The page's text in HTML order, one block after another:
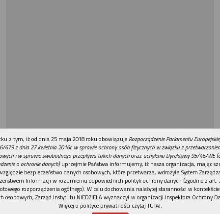
REKLAMA
z tym, iż od dnia 25 maja 2018 roku obowiązuje Rozporządzenie Parlamentu
679 z dnia 27 kwietnia 2016r. w sprawie ochrony osób fizycznych w związku z
i w sprawie swobodnego przepływu takich danychoraz uchylenia Dyrektywy 95/46/WE
o ochronie danych)uprzejmie Państwa informujemy, iż nasza organizacja, mając
bezpieczeństwo danych osobowych, które przetwarza, wdrożyła System
Informacji w rozumieniu odpowiednich polityk ochrony danych (zgodnie z art.
rozporządzenia ogólnego). W celu dochowania należytej staranności w
osobowych, Zarząd Instytutu NIEDZIELA wyznaczył w organizacji Inspektora Ochrony
Więcej o polityce prywatności czytaj TUTAJ.